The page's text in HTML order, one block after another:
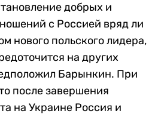
добрых и
с Россией вряд ли
нового польского лидера,
на других
Барынкин. При
после завершения
на Украине Россия и